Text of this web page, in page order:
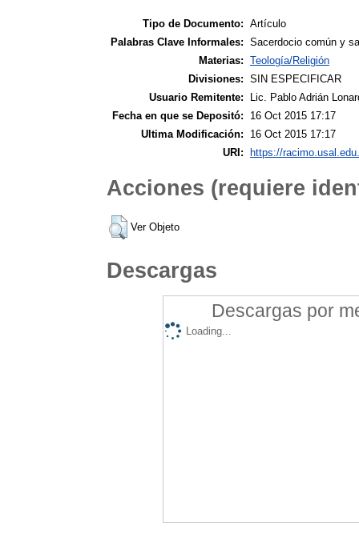
Tipo de Documento: Artículo
Palabras Clave Informales: Sacerdocio común y
Materias: Teología/Religión
Divisiones: SIN ESPECIFICAR
Usuario Remitente:
Lic. Pablo Adrián
Fecha en que se Depositó:
16 Oct 2015 17:17
Ultima Modificación:
16 Oct 2015 17:17
URI:
https://
Acciones (requiere
Ver Objeto
Descargas
Descargas por
Loading...